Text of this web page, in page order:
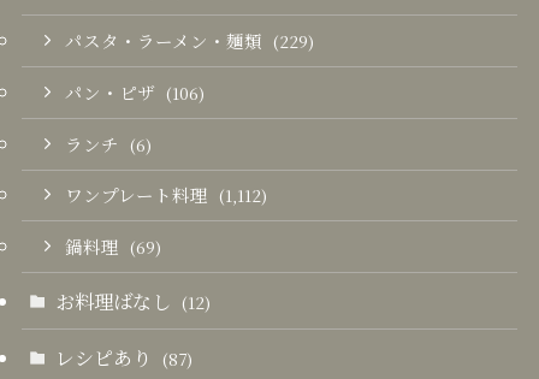
パスタ・ラーメン・麺類 (229)
パン・ピザ (106)
ランチ (6)
ワンプレート料理 (1,112)
鍋料理 (69)
お料理ばなし (12)
レシピあり (87)